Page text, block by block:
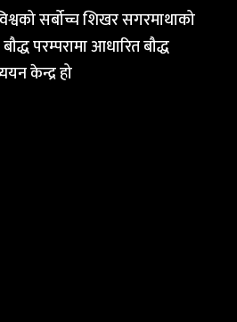
सर्बोच्च शिखर सगरमाथाको
परम्परामा आधारित बौद्ध
केन्द्र हो